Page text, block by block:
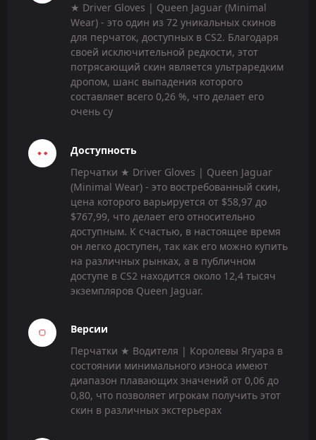
★ Driver Gloves | Queen Jaguar (Minimal
Wear) - это один из 72 уникальных скинов
для перчаток, доступных в CS2. Благодаря
своей исключительной редкости, этот
потрясающий скин является ультраредким
дропом, шанс выпадения которого
составляет всего 0,26 %, что делает его
очень су
Доступность
Перчатки ★ Driver Gloves | Queen Jaguar
(Minimal Wear) - это востребованный скин,
цена которого варьируется от $58,97 до
$767,99, что делает его относительно
доступным. К счастью, в настоящее время
он легко доступен, так как его можно купить
на различных рынках, а в публичном
доступе в CS2 находится около 12,4 тысяч
экземпляров Queen Jaguar.
Версии
Перчатки ★ Водителя | Королевы Ягуара в
состоянии минимального износа имеют
диапазон плавающих значений от 0,06 до
0,80, что позволяет игрокам получить этот
скин в различных экстерьерах